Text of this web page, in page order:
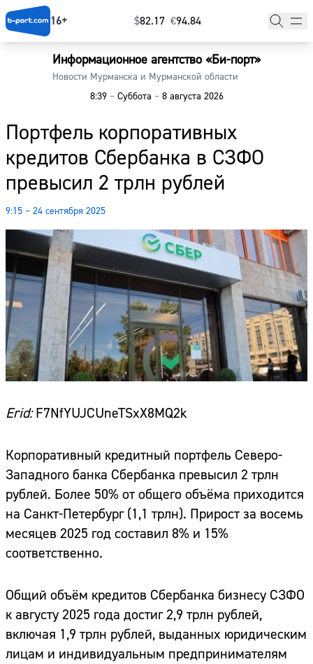
16+ $⁠82.17 €⁠94.84
Информационное агентство «Би-порт»
Новости Мурманска и Мурманской области
8:39 –Суббота –8 августа 2026
Портфель корпоративных
кредитов Сбербанка в СЗФО
превысил 2 трлн рублей
9:15 – 24 сентября 2025
Erid:F7NfYUJCUneTSxX8MQ2k
Корпоративный кредитный портфель Северо-
Западного банка Сбербанка превысил 2 трлн
рублей. Более 50% от общего объёма приходится
на Санкт-Петербург (1,1 трлн). Прирост за восемь
месяцев 2025 год составил 8% и 15%
соответственно.
Общий объём кредитов Сбербанка бизнесу СЗФО
к августу 2025 года достиг 2,9 трлн рублей,
включая 1,9 трлн рублей, выданных юридическим
лицам и индивидуальным предпринимателям
Главная
Наши гости
Фоторепортажи
Погода
Курсы валют